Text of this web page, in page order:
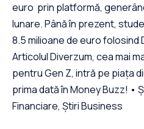
euro prin platformă,
lunare. Până în prezent,
8.5 milioane de euro folosind
Articolul Diverzum, cea mai
pentru Gen Z, intră pe piața
prima dată în Money Buzz! •
Financiare, Știri Business